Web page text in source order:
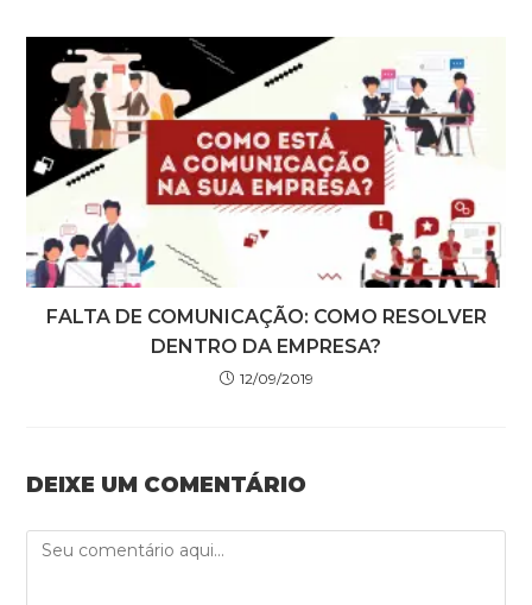
FALTA DE COMUNICAÇÃO: COMO RESOLVER
DENTRO DA EMPRESA?
12/09/2019
DEIXE UM COMENTÁRIO
Comment